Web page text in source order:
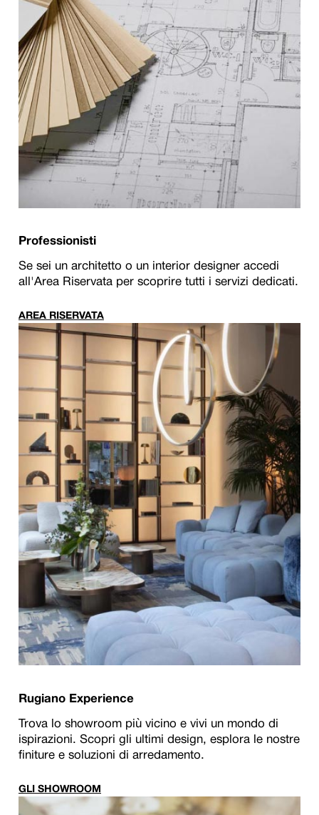
Professionisti
Se sei un architetto o un interior designer accedi
all'Area Riservata per scoprire tutti i servizi dedicati.
AREA RISERVATA
Rugiano Experience
Trova lo showroom più vicino e vivi un mondo di
ispirazioni. Scopri gli ultimi design, esplora le nostre
finiture e soluzioni di arredamento.
GLI SHOWROOM